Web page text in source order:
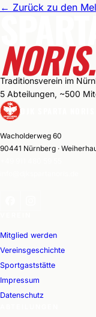
← Zurück zu den
NORIS.
Traditionsverein im
5 Abteilungen, ~500
Wacholderweg 60
90441 Nürnberg ·
Mitglied werden
Vereinsgeschichte
Sportgaststätte
Impressum
Datenschutz